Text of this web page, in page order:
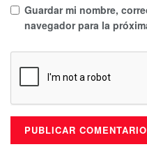
Guardar mi nombre,
navegador para la